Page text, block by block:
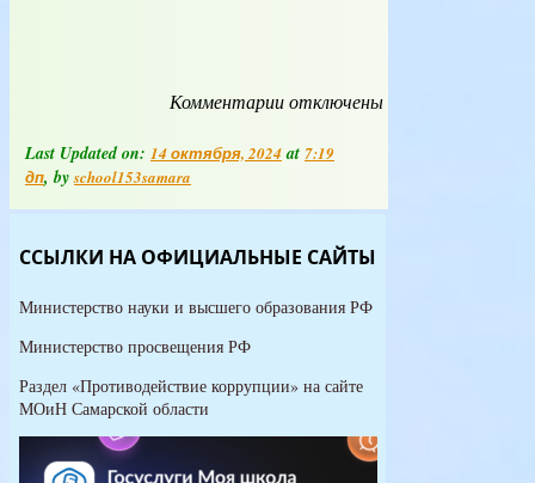
Комментариик
Платные
отключены
Last Updated on: 14 октября, 2024at 7:19
дп, byschool153samara
ССЫЛКИ НА ОФИЦИАЛЬНЫЕ САЙТЫ
Министерство науки и высшего образования РФ
Министерство просвещения РФ
Раздел «Противодействие коррупции» на сайте
МОиН Самарской области